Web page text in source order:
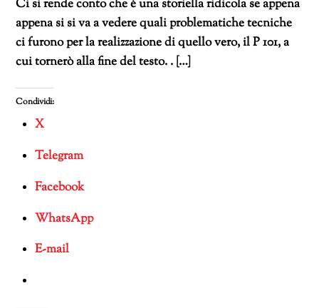
Ci si rende conto che è una storiella ridicola se appena
appena si si va a vedere quali problematiche tecniche
ci furono per la realizzazione di quello vero, il P 101, a
cui tornerò alla fine del testo. . […]
Condividi:
X
Telegram
Facebook
WhatsApp
E-mail